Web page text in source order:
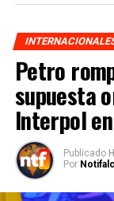
Petro
supuesta
Interpol
Publicado
Por